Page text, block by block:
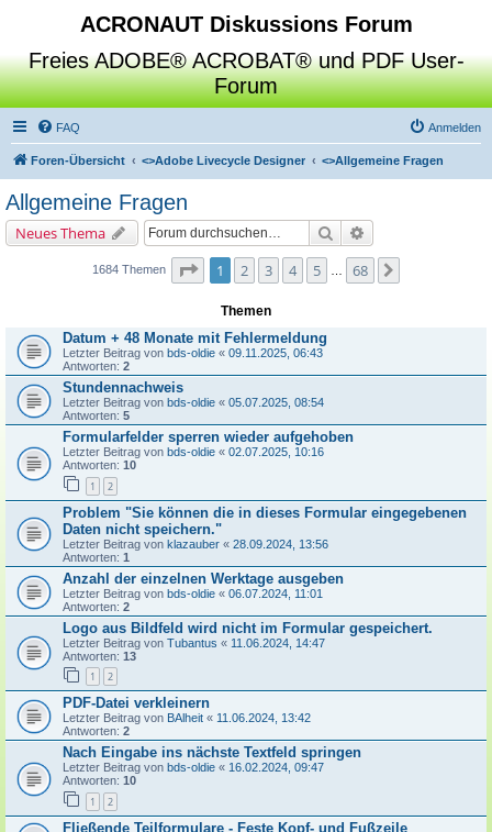
ACRONAUT Diskussions Forum
Freies ADOBE® ACROBAT® und PDF User-
Forum
FAQ Anmelden
Foren-Übersicht <>Adobe Livecycle Designer <>Allgemeine Fragen
Allgemeine Fragen
Neues Thema Suche
1684 Themen Seite von
1 2 3 4 5 68
Themen
Datum + 48 Monate mit Fehlermeldung
Letzter Beitrag von bds-oldie « 09.11.2025, 06:43
Antworten: 2
Stundennachweis
Letzter Beitrag von bds-oldie « 05.07.2025, 08:54
Antworten: 5
Formularfelder sperren wieder aufgehoben
Letzter Beitrag von bds-oldie « 02.07.2025, 10:16
Antworten: 10
1 2
Problem "Sie können die in dieses Formular eingegebenen
Daten nicht speichern."
Letzter Beitrag von klazauber « 28.09.2024, 13:56
Antworten: 1
Anzahl der einzelnen Werktage ausgeben
Letzter Beitrag von bds-oldie « 06.07.2024, 11:01
Antworten: 2
Logo aus Bildfeld wird nicht im Formular gespeichert.
Letzter Beitrag von Tubantus « 11.06.2024, 14:47
Antworten: 13
1 2
PDF-Datei verkleinern
Letzter Beitrag von BAlheit « 11.06.2024, 13:42
Antworten: 2
Nach Eingabe ins nächste Textfeld springen
Letzter Beitrag von bds-oldie « 16.02.2024, 09:47
Antworten: 10
1 2
Fließende Teilformulare - Feste Kopf- und Fußzeile